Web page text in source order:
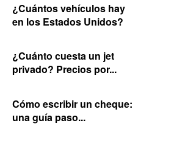
¿Cuántos vehículos hay
en los Estados Unidos?
¿Cuánto cuesta un jet
privado? Precios por...
Cómo escribir un cheque:
una guía paso...